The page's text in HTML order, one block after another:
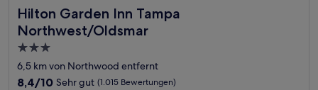
Hilton Garden Inn Tampa
Northwest/Oldsmar
Hilton Garden Inn Tampa Northwest/Oldsmar
3.0-
Sterne-
Unterkunft
6,5 km von Northwood entfernt
8.4
8,4/10 Sehr gut (1.015 Bewertungen)